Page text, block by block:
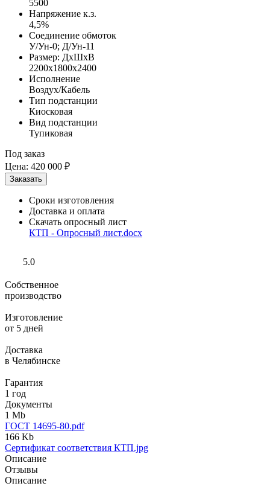
5500
Напряжение к.з.
4,5%
Соединение обмоток
У/Ун-0; Д/Ун-11
Размер: ДхШхВ
2200х1800х2400
Исполнение
Воздух/Кабель
Тип подстанции
Киосковая
Вид подстанции
Тупиковая
Под заказ
Цена: 420 000 ₽
Сроки изготовления
Доставка и оплата
Скачать опросный лист
КТП - Опросный лист.docx
5.0
Собственное
производство
Изготовление
от 5 дней
Доставка
в Челябинске
Гарантия
1 год
Документы
1 Mb
ГОСТ 14695-80.pdf
166 Kb
Сертификат соответствия КТП.jpg
Описание
Отзывы
Описание